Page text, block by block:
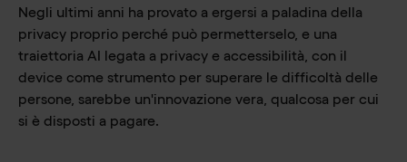
Negli ultimi anni ha provato a ergersi a paladina della
privacy proprio perché può permetterselo, e una
traiettoria AI legata a privacy e accessibilità, con il
device come strumento per superare le difficoltà delle
persone, sarebbe un'innovazione vera, qualcosa per cui
si è disposti a pagare.